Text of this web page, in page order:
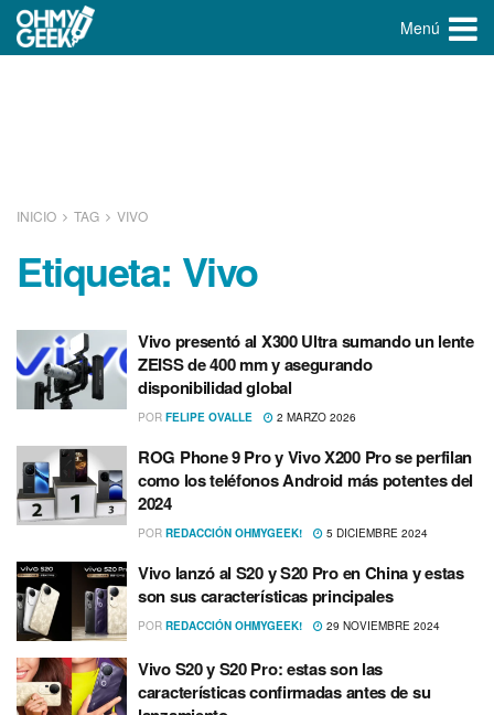
Menú
INICIO TAG VIVO
Etiqueta: Vivo
Vivo presentó al X300 Ultra sumando un lente
ZEISS de 400 mm y asegurando
disponibilidad global
POR FELIPE OVALLE 2 MARZO 2026
ROG Phone 9 Pro y Vivo X200 Pro se perfilan
como los teléfonos Android más potentes del
2024
POR REDACCIÓN OHMYGEEK! 5 DICIEMBRE 2024
Vivo lanzó al S20 y S20 Pro en China y estas
son sus características principales
POR REDACCIÓN OHMYGEEK! 29 NOVIEMBRE 2024
Vivo S20 y S20 Pro: estas son las
características confirmadas antes de su